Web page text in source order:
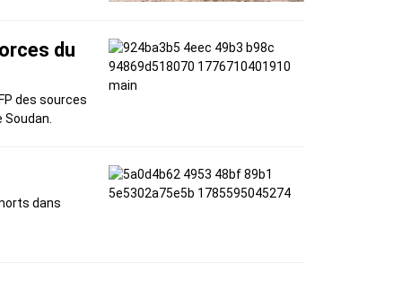
du
des sources
dans